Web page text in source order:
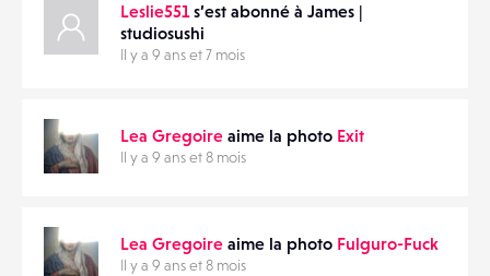
Leslie551s’est abonné à James |
studiosushi
Il y a 9 ans et 7 mois
Lea Gregoire aime la photo Exit
Il y a 9 ans et 8 mois
Lea Gregoire aime la photo Fulguro-Fuck
Il y a 9 ans et 8 mois